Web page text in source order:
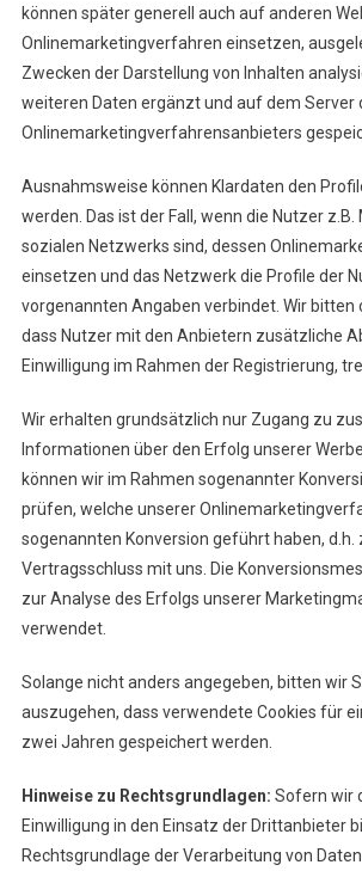
können später generell auch auf anderen
Onlinemarketingverfahren einsetzen,
Zwecken der Darstellung von Inhalten
weiteren Daten ergänzt und auf dem Server
Onlinemarketingverfahrensanbieters
Ausnahmsweise können Klardaten den
werden. Das ist der Fall, wenn die Nutzer
sozialen Netzwerks sind, dessen
einsetzen und das Netzwerk die Profile der
vorgenannten Angaben verbindet. Wir bitten
dass Nutzer mit den Anbietern zusätzliche
Einwilligung im Rahmen der Registrierung,
Wir erhalten grundsätzlich nur Zugang zu
Informationen über den Erfolg unserer
können wir im Rahmen sogenannter
prüfen, welche unserer
sogenannten Konversion geführt haben, d.h.
Vertragsschluss mit uns. Die
zur Analyse des Erfolgs unserer
verwendet.
Solange nicht anders angegeben, bitten wir
auszugehen, dass verwendete Cookies für
zwei Jahren gespeichert werden.
Hinweise zu Rechtsgrundlagen: Sofern wir
Einwilligung in den Einsatz der Drittanbieter
Rechtsgrundlage der Verarbeitung von Daten